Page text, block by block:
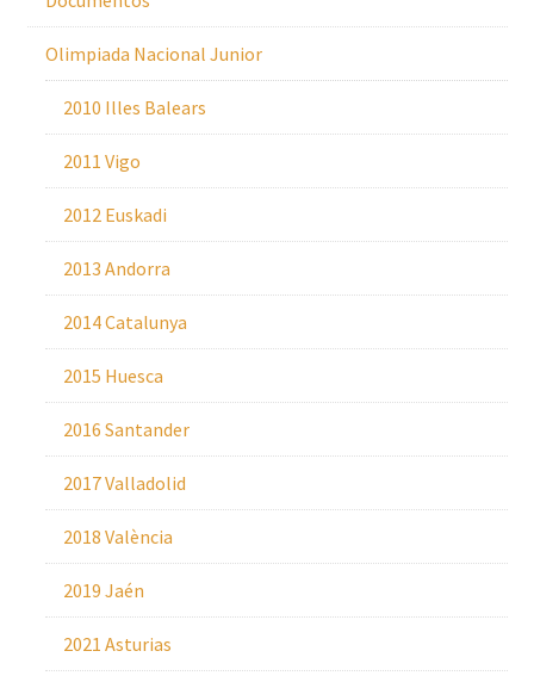
Olimpiada Nacional Junior
2010 Illes Balears
2011 Vigo
2012 Euskadi
2013 Andorra
2014 Catalunya
2015 Huesca
2016 Santander
2017 Valladolid
2018 València
2019 Jaén
2021 Asturias